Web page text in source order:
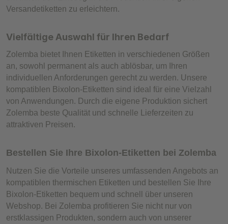
Versandetiketten zu erleichtern.
Vielfältige Auswahl für Ihren Bedarf
Zolemba bietet Ihnen Etiketten in verschiedenen Größen
an, sowohl permanent als auch ablösbar, um Ihren
individuellen Anforderungen gerecht zu werden. Unsere
kompatiblen Bixolon-Etiketten sind ideal für eine Vielzahl
von Anwendungen. Durch die eigene Produktion sichert
Zolemba beste Qualität und schnelle Lieferzeiten zu
attraktiven Preisen.
Bestellen Sie Ihre Bixolon-Etiketten bei Zolemba
Nutzen Sie die Vorteile unseres umfassenden Angebots an
kompatiblen thermischen Etiketten und bestellen Sie Ihre
Bixolon-Etiketten bequem und schnell über unseren
Webshop. Bei Zolemba profitieren Sie nicht nur von
erstklassigen Produkten, sondern auch von unserer